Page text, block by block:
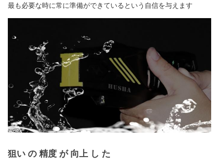
最も必要な時に常に準備ができているという自信を与えます
狙い の 精度 が 向上 し た